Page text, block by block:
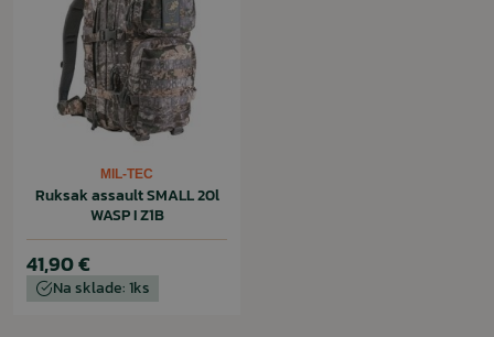
MIL-TEC
Ruksak assault SMALL 20l
WASP I Z1B
41,90 €
Na sklade: 1ks